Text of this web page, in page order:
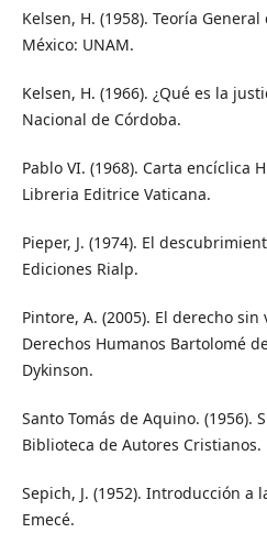
Kelsen, H. (1958). Teoría
México: UNAM.
Kelsen, H. (1966). ¿Qué es la
Nacional de Córdoba.
Pablo VI. (1968). Carta encíclica
Libreria Editrice Vaticana.
Pieper, J. (1974). El
Ediciones Rialp.
Pintore, A. (2005). El derecho
Derechos Humanos Bartolomé
Dykinson.
Santo Tomás de Aquino. (1956).
Biblioteca de Autores Cristianos.
Sepich, J. (1952). Introducción a
Emecé.